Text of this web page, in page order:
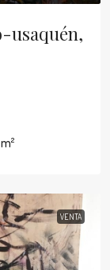
usaquén,
m²
VENTA